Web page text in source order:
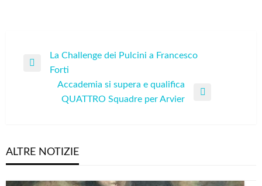
Navigazione
articoli
Previous
La Challenge dei Pulcini a Francesco
Forti
Accademia si supera e qualifica
QUATTRO Squadre per Arvier
ALTRE NOTIZIE